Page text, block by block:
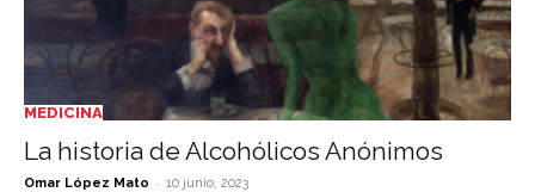
MEDICINA
La historia de Alcohólicos Anónimos
Omar López Mato - 10 junio, 2023